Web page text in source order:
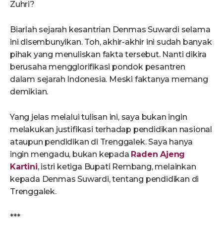
Zuhri?
Biarlah sejarah kesantrian Denmas Suwardi selama
ini disembunyikan. Toh, akhir-akhir ini sudah banyak
pihak yang menuliskan fakta tersebut. Nanti dikira
berusaha mengglorifikasi pondok pesantren
dalam sejarah Indonesia. Meski faktanya memang
demikian.
Yang jelas melalui tulisan ini, saya bukan ingin
melakukan justifikasi terhadap pendidikan nasional
ataupun pendidikan di Trenggalek. Saya hanya
ingin mengadu, bukan kepada Raden Ajeng
Kartini, istri ketiga Bupati Rembang, melainkan
kepada Denmas Suwardi, tentang pendidikan di
Trenggalek.
***